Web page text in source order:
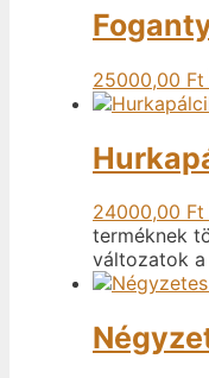
25000,00 Ft
24000,00 Ft
terméknek
változatok